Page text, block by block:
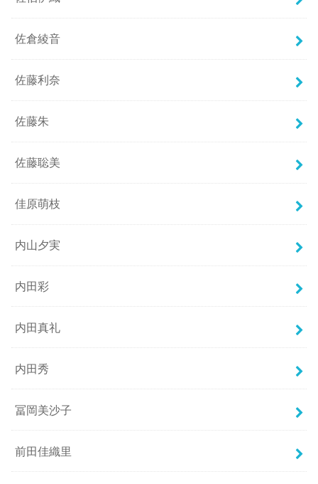
佐倉綾音
佐藤利奈
佐藤朱
佐藤聡美
佳原萌枝
内山夕実
内田彩
内田真礼
内田秀
冨岡美沙子
前田佳織里